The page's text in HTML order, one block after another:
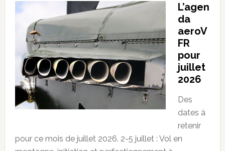
L’agen
da
aeroV
FR
pour
juillet
2026
Des
dates à
retenir
pour ce mois de juillet 2026. 2-5 juillet : Vol en